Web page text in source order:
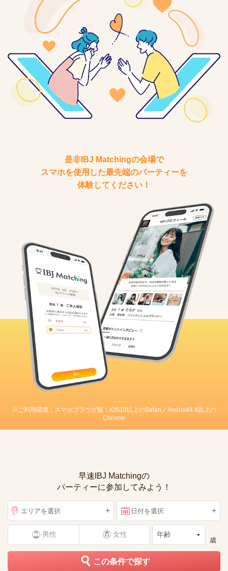
是非IBJ Matchingの会場で
スマホを使用した最先端のパーティーを
体験してください！
※ご利用環境：スマホブラウザ版：iOS10以上のSafari／Android4.4以上の
Chrome
早速IBJ Matchingの
パーティーに参加してみよう！
エリアを選択 + 日付を選択 +
男性 女性
歳
この条件で探す